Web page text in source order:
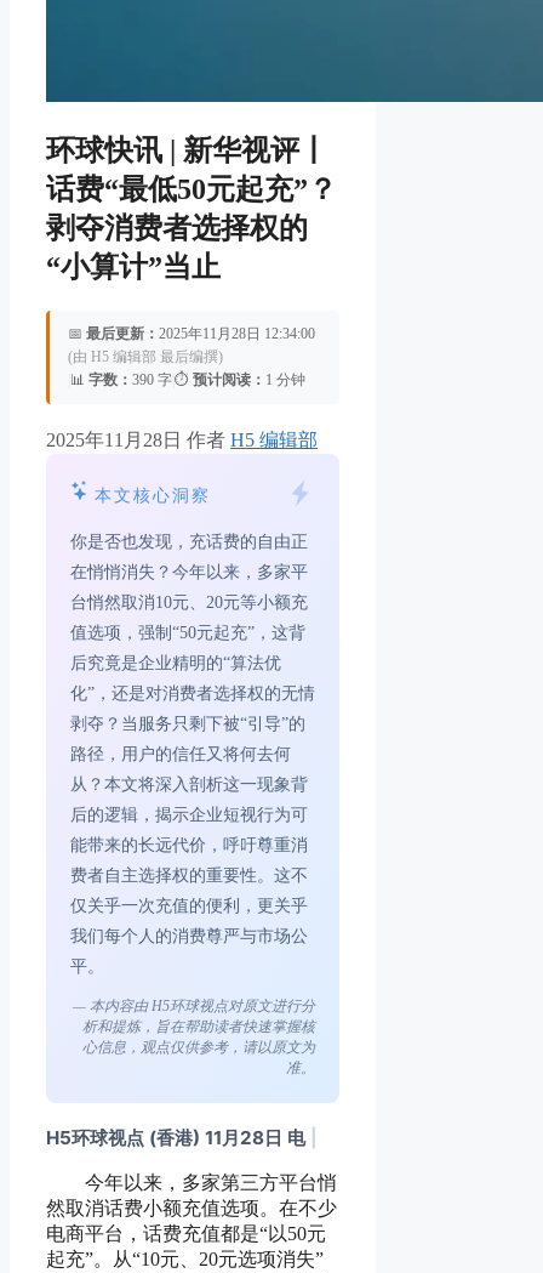
环球快讯 | 新华视评丨
话费“最低50元起充”？
剥夺消费者选择权的
“小算计”当止
📅 最后更新： 2025年11月28日 12:34:00
(由 H5 编辑部 最后编撰)
📊 字数： 390 字⏱️ 预计阅读： 1 分钟
2025年11月28日 作者 H5 编辑部
本文核心洞察
你是否也发现，充话费的自由正
在悄悄消失？今年以来，多家平
台悄然取消10元、20元等小额充
值选项，强制“50元起充”，这背
后究竟是企业精明的“算法优
化”，还是对消费者选择权的无情
剥夺？当服务只剩下被“引导”的
路径，用户的信任又将何去何
从？本文将深入剖析这一现象背
后的逻辑，揭示企业短视行为可
能带来的长远代价，呼吁尊重消
费者自主选择权的重要性。这不
仅关乎一次充值的便利，更关乎
我们每个人的消费尊严与市场公
平。
— 本内容由 H5环球视点对原文进行分
析和提炼，旨在帮助读者快速掌握核
心信息，观点仅供参考，请以原文为
准。
H5环球视点 (香港) 11月28日 电
今年以来，多家第三方平台悄
然取消话费小额充值选项。在不少
电商平台，话费充值都是“以50元
起充”。从“10元、20元选项消失”